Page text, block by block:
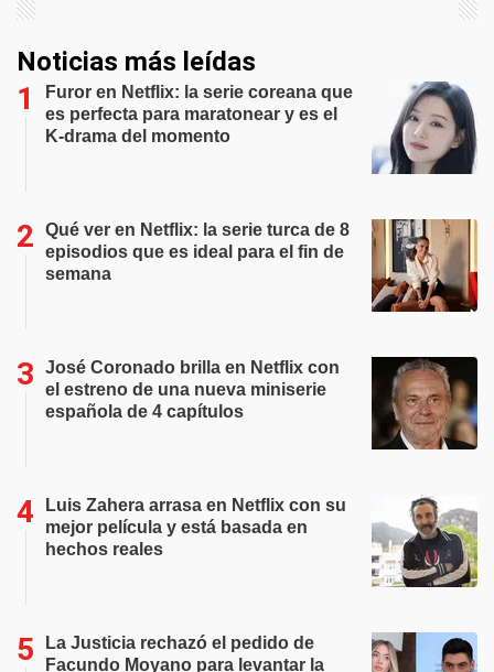
Noticias más leídas
Furor en Netflix: la serie coreana que
es perfecta para maratonear y es el
K-drama del momento
Qué ver en Netflix: la serie turca de 8
episodios que es ideal para el fin de
semana
José Coronado brilla en Netflix con
el estreno de una nueva miniserie
española de 4 capítulos
Luis Zahera arrasa en Netflix con su
mejor película y está basada en
hechos reales
La Justicia rechazó el pedido de
Facundo Moyano para levantar la